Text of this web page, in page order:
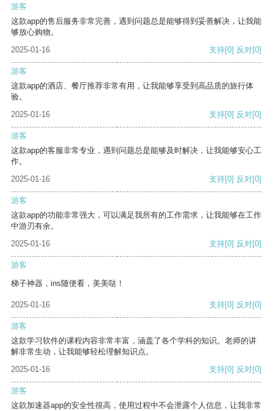
游客
这款app的售后服务非常完善，遇到问题总是能够得到妥善解决，让我能
够放心购物。
2025-01-16
支持[0] 反对[0]
游客
这款app的酒店、餐厅推荐非常有用，让我能够享受到高品质的旅行体
验。
2025-01-16
支持[0] 反对[0]
游客
这款app的客服非常专业，遇到问题总是能够及时解决，让我能够安心工
作。
2025-01-16
支持[0] 反对[0]
游客
这款app的功能非常强大，可以满足我所有的工作需求，让我能够在工作
中游刃有余。
2025-01-16
支持[0] 反对[0]
游客
梯子神器，ins随便看，美美哒！
2025-01-16 支持[0] 反对[0]
游客
这款学习软件的课程内容非常丰富，涵盖了各个学科的知识。老师的讲
解非常生动，让我能够轻松理解知识点。
2025-01-16
支持[0] 反对[0]
游客
这款加速器app的安全性很高，使用过程中不会泄露个人信息，让我非常